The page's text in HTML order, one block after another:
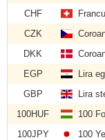
CHF
CZK
DKK
EGP
Lira
GBP
Lira
100HUF
100
100JPY
100